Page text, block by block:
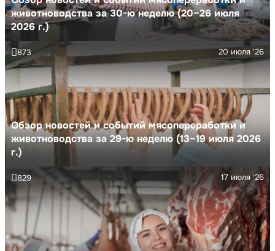
животноводства за 30-ю неделю (20–26 июля
2026 г.)
Обзор новостей и событий мясопереработки и
животноводства за 29-ю неделю (13–19 июля 2026
г.)
20 июля '26
873
17 июля '26
829